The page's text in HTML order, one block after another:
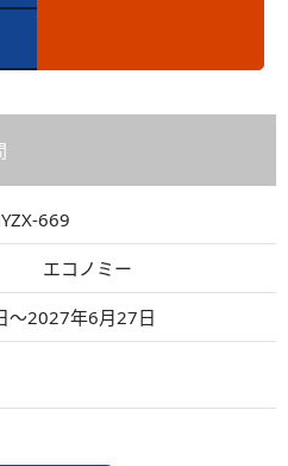
669
エコノミー
～2027年6月27日